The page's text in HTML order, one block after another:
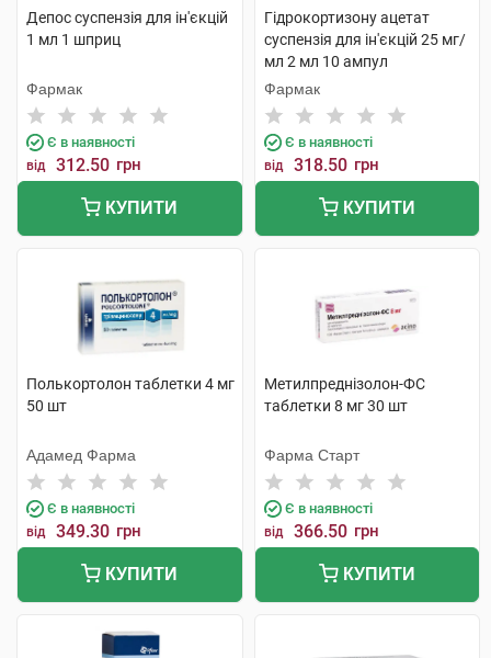
Депос суспензія для ін'єкцій
1 мл 1 шприц
Фармак
Є в наявності
від 312.50 грн
КУПИТИ
Гідрокортизону ацетат
суспензія для ін'єкцій 25 мг/
мл 2 мл 10 ампул
Фармак
Є в наявності
від 318.50 грн
КУПИТИ
Полькортолон таблетки 4 мг
50 шт
Адамед Фарма
Є в наявності
від 349.30 грн
КУПИТИ
Метилпреднізолон-ФС
таблетки 8 мг 30 шт
Фарма Старт
Є в наявності
від 366.50 грн
КУПИТИ